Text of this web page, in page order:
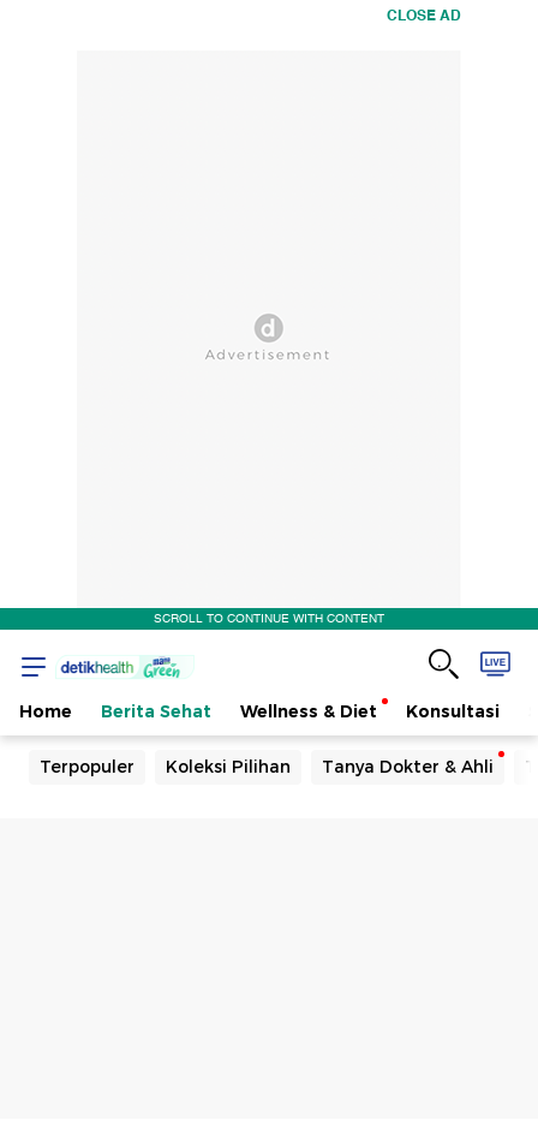
CLOSE AD
SCROLL TO CONTINUE WITH CONTENT
Home Berita Sehat Wellness & Diet Konsultasi
Terpopuler Koleksi Pilihan Tanya Dokter & Ahli